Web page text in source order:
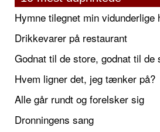
Hymne tilegnet min vidunderlige
Drikkevarer på restaurant
Godnat til de store, godnat til de
Hvem ligner det, jeg tænker på?
Alle går rundt og forelsker sig
Dronningens sang